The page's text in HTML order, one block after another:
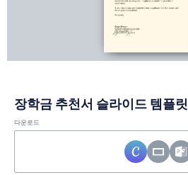
장학금 추천서 슬라이드 템플릿
다운로드